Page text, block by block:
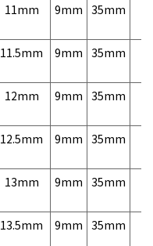
11mm 9mm 35mm
11.5mm 9mm 35mm
12mm 9mm 35mm
12.5mm 9mm 35mm
13mm 9mm 35mm
13.5mm 9mm 35mm